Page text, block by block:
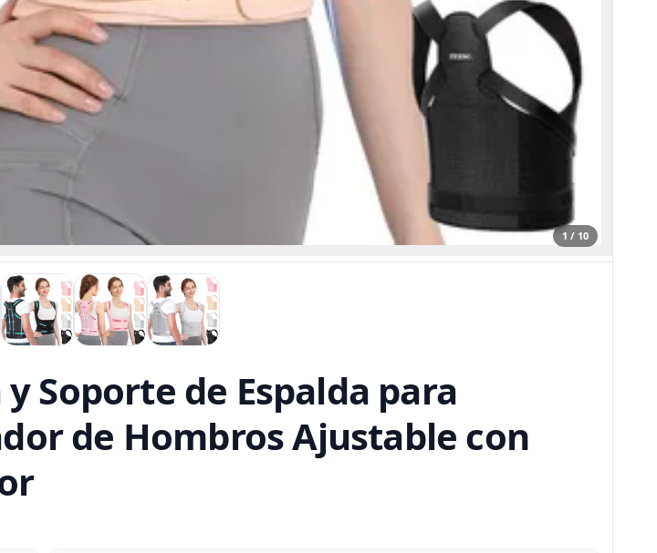
1 / 10
Soporte de Espalda para
de Hombros Ajustable con